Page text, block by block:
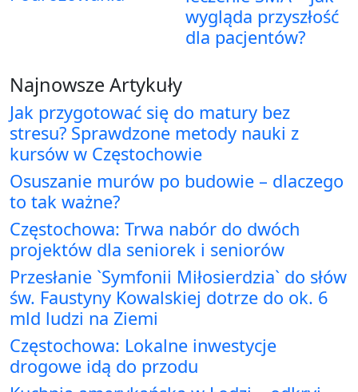
wygląda przyszłość
dla pacjentów?
Najnowsze Artykuły
Jak przygotować się do matury bez
stresu? Sprawdzone metody nauki z
kursów w Częstochowie
Osuszanie murów po budowie – dlaczego
to tak ważne?
Częstochowa: Trwa nabór do dwóch
projektów dla seniorek i seniorów
Przesłanie `Symfonii Miłosierdzia` do słów
św. Faustyny Kowalskiej dotrze do ok. 6
mld ludzi na Ziemi
Częstochowa: Lokalne inwestycje
drogowe idą do przodu